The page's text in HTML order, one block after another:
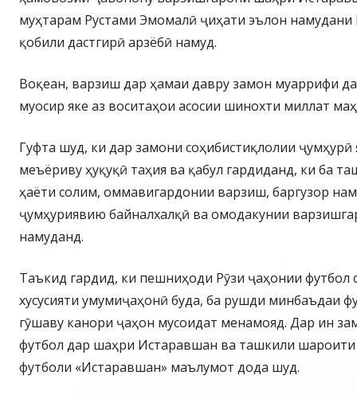
муҳтарам Рустами Эмомалӣ ҷиҳати эълон намудани
қобили дастгирӣ арзёбӣ намуд.
Воқеан, варзиш дар ҳамаи давру замон муаррифи
муосир яке аз воситаҳои асосии шинохти миллат
Гуфта шуд, ки дар замони соҳибистиқлолии ҷумҳурӣ
меъёриву ҳуқуқӣ таҳия ва қабул гардиданд, ки ба
ҳаёти солим, оммавигардонии варзиш, баргузор
ҷумҳуриявию байналхалқӣ ва омодакунии
намуданд.
Таъкид гардид, ки пешниҳоди Рӯзи ҷаҳонии футбол
хусусияти умумиҷаҳонӣ буда, ба рушди минбаъдаи
гӯшаву канори ҷаҳон мусоидат менамояд. Дар ин
футбол дар шаҳри Истаравшан ва ташкили шароити
футболи «Истаравшан» маълумот дода шуд.